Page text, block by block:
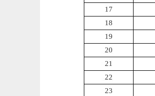
17
18
19
20
21
22
23